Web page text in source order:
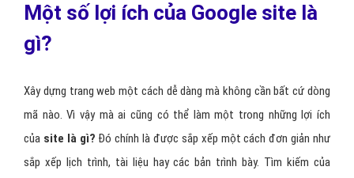
Một số lợi ích của Google site là
gì?
Xây dựng trang web một cách dễ dàng mà không cần bất cứ dòng
mã nào. Vì vậy mà ai cũng có thể làm một trong những lợi ích
của site là gì? Đó chính là được sắp xếp một cách đơn giản như
sắp xếp lịch trình, tài liệu hay các bản trình bày. Tìm kiếm của